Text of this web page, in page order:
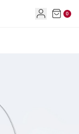
0